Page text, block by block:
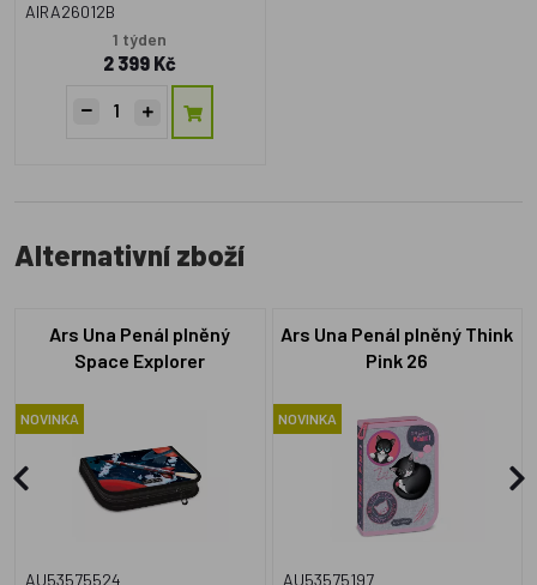
AIRA26012B
1 týden
2 399 Kč
Alternativní zboží
Ars Una Penál plněný
Space Explorer
NOVINKA
AU53575524
Ars Una Penál plněný Think
Pink 26
NOVINKA
AU53575197